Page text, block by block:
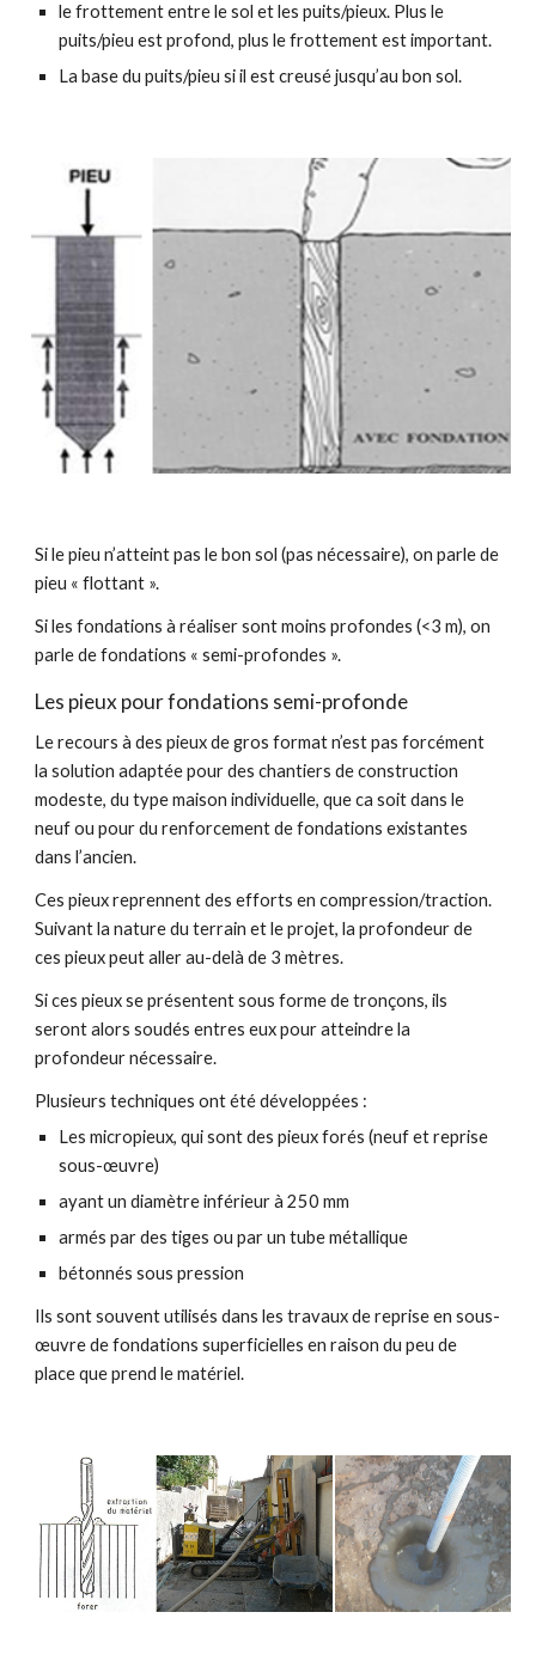
le frottement entre le sol et les puits/pieux. Plus le
puits/pieu est profond, plus le frottement est important.
La base du puits/pieu si il est creusé jusqu’au bon sol.
Si le pieu n’atteint pas le bon sol (pas nécessaire), on parle de
pieu « flottant ».
Si les fondations à réaliser sont moins profondes (<3 m), on
parle de fondations « semi-profondes ».
Les pieux pour fondations semi-profonde
Le recours à des pieux de gros format n’est pas forcément
la solution adaptée pour des chantiers de construction
modeste, du type maison individuelle, que ca soit dans le
neuf ou pour du renforcement de fondations existantes
dans l’ancien.
Ces pieux reprennent des efforts en compression/traction.
Suivant la nature du terrain et le projet, la profondeur de
ces pieux peut aller au-delà de 3 mètres.
Si ces pieux se présentent sous forme de tronçons, ils
seront alors soudés entres eux pour atteindre la
profondeur nécessaire.
Plusieurs techniques ont été développées :
Les micropieux, qui sont des pieux forés (neuf et reprise
sous-œuvre)
ayant un diamètre inférieur à 250 mm
armés par des tiges ou par un tube métallique
bétonnés sous pression
Ils sont souvent utilisés dans les travaux de reprise en sous-
œuvre de fondations superficielles en raison du peu de
place que prend le matériel.